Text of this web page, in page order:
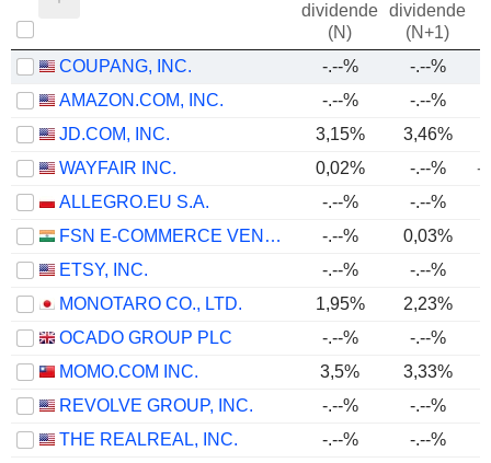
dividende
(N)
dividende
(N+1)
COUPANG, INC. -.--% -.--%
AMAZON.COM, INC.
-.--% -.--%
JD.COM, INC.
3,15% 3,46%
WAYFAIR INC.
0,02% -.--%
-
ALLEGRO.EU S.A.
-.--% -.--%
FSN E-COMMERCE VENTURES LIMITED
-.--% 0,03%
ETSY, INC.
-.--% -.--%
MONOTARO CO., LTD.
1,95% 2,23%
OCADO GROUP PLC
-.--% -.--%
MOMO.COM INC.
3,5% 3,33%
REVOLVE GROUP, INC.
-.--% -.--%
THE REALREAL, INC.
-.--% -.--%